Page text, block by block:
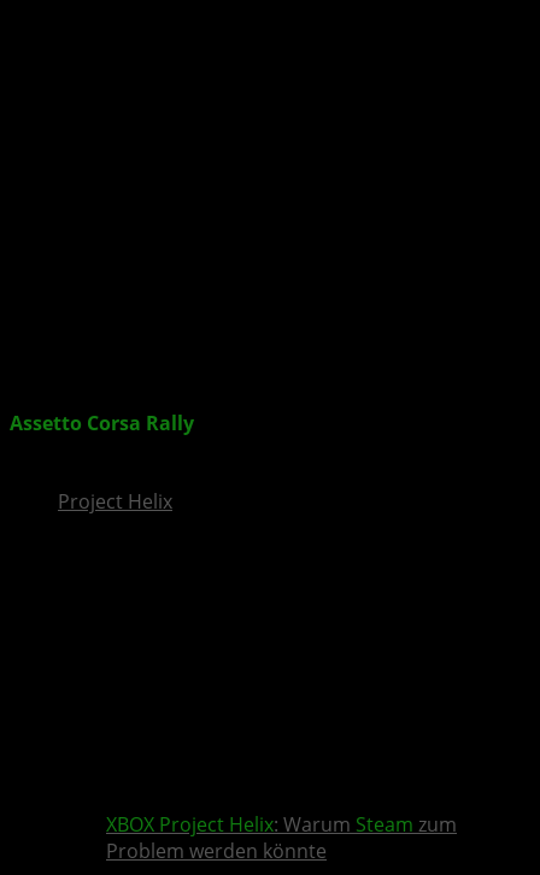
Assetto Corsa Rally
Project Helix
XBOX Project Helix: Warum Steam zum
Problem werden könnte